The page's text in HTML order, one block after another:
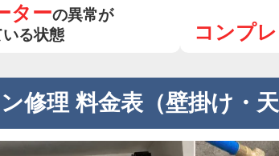
ターの異常が
る状態
コンプ
修理 料金表（壁掛け・天